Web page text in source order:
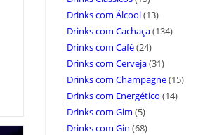
Drinks com Álcool(13)
Drinks com Cachaça(134)
Drinks com Café(24)
Drinks com Cerveja(31)
Drinks com Champagne(15)
Drinks com Energético (14)
Drinks com Gim (5)
Drinks com Gin (68)